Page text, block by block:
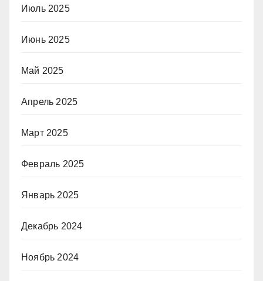
Июль 2025
Июнь 2025
Май 2025
Апрель 2025
Март 2025
Февраль 2025
Январь 2025
Декабрь 2024
Ноябрь 2024